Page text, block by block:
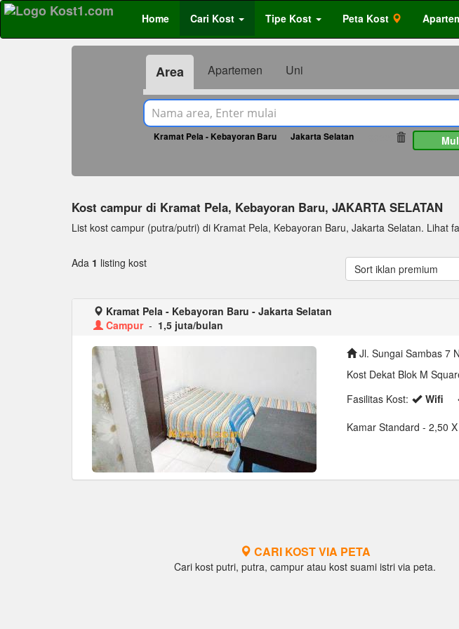
Home Cari Kost Tipe Kost Peta Kost
Area Apartemen Uni
Kramat Pela - Kebayoran Baru Jakarta Selatan
Kost campur di Kramat Pela, Kebayoran Baru, JAKARTA SELATAN
List kost campur (putra/putri) di Kramat Pela, Kebayoran Baru, Jakarta Selatan. Lihat
Ada 1 listing kost Sort iklan premium
Kramat Pela - Kebayoran Baru - Jakarta Selatan
Campur- 1,5 juta/bulan
Jl. Sungai Sambas 7
Kost Dekat Blok M
Fasilitas Kost:
Wifi
Kamar Standard - 2,50
CARI KOST VIA PETA
Cari kost putri, putra, campur atau kost suami istri via peta.